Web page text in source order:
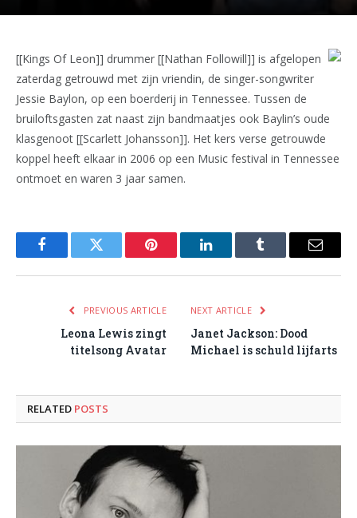
[[Kings Of Leon]] drummer [[Nathan Followill]] is afgelopen
zaterdag getrouwd met zijn vriendin, de singer-songwriter
Jessie Baylon, op een boerderij in Tennessee. Tussen de
bruiloftsgasten zat naast zijn bandmaatjes ook Baylin’s oude
klasgenoot [[Scarlett Johansson]]. Het kers verse getrouwde
koppel heeft elkaar in 2006 op een Music festival in Tennessee
ontmoet en waren 3 jaar samen.
FacebookTwitter Pinterest LinkedInTumblr Email
PREVIOUS ARTICLE
Leona Lewis zingt
titelsong Avatar
NEXT ARTICLE
Janet Jackson: Dood
Michael is schuld lijfarts
RELATED POSTS